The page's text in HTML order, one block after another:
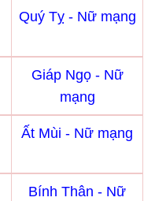
Quý Tỵ - Nữ mạng
Giáp Ngọ - Nữ
mạng
Ất Mùi - Nữ mạng
Bính Thân - Nữ